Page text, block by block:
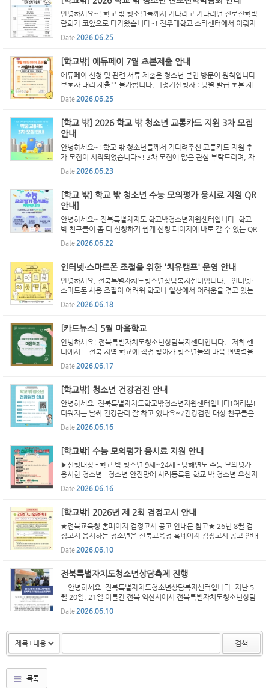
안녕하세요~! 학교 밖 청소년들께서 기다리고 기다리던 진로진학박
람회가 코앞으로 다가왔습니다~! 전주대학교 스타센터에서 이뤄지
는 진로진학박람회 일정과 찾아오시는 길을 안내드리오니 홍보물 확
인해주시면 감사하겠습니다. 즐거운 마음으로 스타센터에서...
Date2026.06.25
[학교밖] 에듀페이 7월 초본제출 안내
에듀페이 신청 및 관련 서류 제출은 청소년 본인 방문이 원칙입니다.
보호자 대리 제출은 불가합니다. [정기신청자 : 당월 발급 초본 제
출 + 1~10일 온라인바우처 신청] - 제출장소: 전북특별자치도학교
밖청소년지원센터(전용공간) 2층 - 제출기간: 7월1일(...
Date2026.06.25
[학교 밖] 2026 학교 밖 청소년 교통카드 지원 3차 모집
안내
안녕하세요~! 학교 밖 청소년들께서 기다려주신 교통카드 지원 추
가 모집이 시작되었습니다~! 3차 모집에 많은 관심 부탁드리며, 자
세한 문의는 홍보물 확인 부탁드립니다. 학교 밖 청소년의 많은 신청
부탁드립니다! 감사합니다~
Date2026.06.23
[학교 밖] 학교 밖 청소년 수능 모의평가 응시료 지원 QR
안내]
안녕하세요~ 전북특별차지도 학교밖청소년지원센터입니다. 학교
밖 친구들이 좀 더 신청하기 쉽게 신청 페이지에 바로 갈 수 있는 QR
코드를 들고왔어요~ 아래 대상과 방법 참고해서 꼭 모의평가 응시료
지원받으세요!! ▶신청대상 - 학교 밖 청소년 9세~24세 ...
Date2026.06.22
인터넷·스마트폰 조절을 위한 '치유캠프' 운영 안내
안녕하세요, 전북특별자치도청소년상담복지센터입니다. 인터넷·
스마트폰 사용 조절이 어려워 학교나 일상에서 어려움을 겪고 있는
친구들이 있나요? 전북특별자치도청소년상담복지센터에서는 이러
한 어려움을 겪는 여자 중학생을 대상으로 인터넷·스마트폰 ...
Date2026.06.18
[카드뉴스] 5월 마음학교
안녕하세요! 전북특별자치도청소년상담복지센터입니다. 저희 센
터에서는 전북 지역 학교에 직접 찾아가 청소년들의 마음 면역력을
높일 수 있는 다양한 체험 프로그램을 운영하고 있습니다. 5월에는
김제중앙중학교와 원광고등학교를 방문해 유익한 시간을...
Date2026.06.17
[학교밖] 청소년 건강검진 안내
안녕하세요. 전북특별자치도학교밖청소년지원센터입니다!여러분!
더워지는 날씨 건강관리 잘 하고 있나요~?건강검진 대상 친구들은
검진받고 건강챙겨요~ ☁⭑｡ﾟ୧( “̮ )୨☁⭑｡ﾟ☆ 대상 : 9세~18세 학교
밖 청소년☆ 신청방법 : 청소년 1388홈페이지에서 온라인 신청 ...
Date2026.06.16
[학교밖] 수능 모의평가 응시료 지원 안내
▶신청대상 - 학교 밖 청소년 9세~24세 - 당해연도 수능 모의평가
응시한 청소년 - 청소년 안전망에 사례등록된 학교 밖 청소년 우선지
원(미등록 청소년도 지원 가능) ▶신청방법 청소년 1388, 수능 모
의평가 응시료 신청 ▶신청기간 시험을 응시한 당해연도 ...
Date2026.06.16
[학교밖] 2026년 제 2회 검정고시 안내
★전북교육청 홈페이지 검정고시 공고 안내문 참고★ 26년 8월 검
정고시 응시하는 청소년은 전북교육청 홈페이지 검정고시 공고 안내
문을 반드시 확인하여 필요서류 및 해당 접수 기간을 놓치지 않도록
해주세요. (공고를 잘 보지않아 발생하는 문제는 청소년 본...
Date2026.06.10
전북특별자치도청소년상담축제 진행
안녕하세요. 전북특별자치도청소년상담복지센터입니다. 지난 5
월 20일, 21일 이틀간 전북 익산시에서 전북특별자치도청소년상담
축제가 진행되었습니다이번 축제에서는 상담 활동의 유형에 따라 상
담체험, 스트레스 해소, 심리검사 영역으로 분류하여 다양...
Date2026.06.10
검색
목록